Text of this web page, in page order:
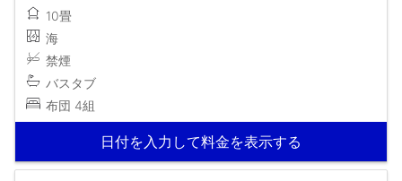
10畳
海
禁煙
バスタブ
布団 4組
日付を入力して料金を表示する